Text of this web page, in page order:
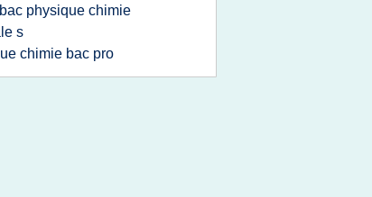
physique chimie
s
chimie bac pro